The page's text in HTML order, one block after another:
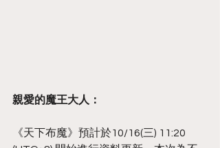
親愛的魔王大人：
《天下布魔》預計於10/16(三) 11:20